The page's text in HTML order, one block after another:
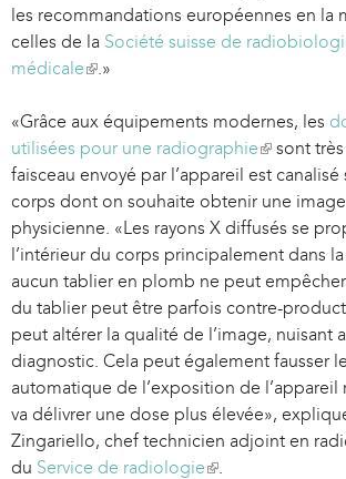
s
e
e
r
n
a
l
les recommandations européennes en la
celles de la Société suisse de
médicale(
i
n
k
i
s
e
x
t
e
r
n
a
l
)
.»
«Grâce aux équipements modernes, les
utilisées pour une radiographie(
l
n
k
i
s
e
x
t
e
r
sont
faisceau envoyé par l’appareil est
corps dont on souhaite obtenir une
physicienne. «Les rayons X diffusés se
l’intérieur du corps principalement dans
aucun tablier en plomb ne peut empêcher
du tablier peut être parfois contre-
peut altérer la qualité de l’image, nuisant
diagnostic. Cela peut également fausser
automatique de l’exposition de
va délivrer une dose plus élevée»,
Zingariello, chef technicien adjoint en
du Service de radiologie( .